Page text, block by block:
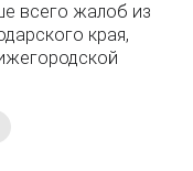
всего жалоб из
края,